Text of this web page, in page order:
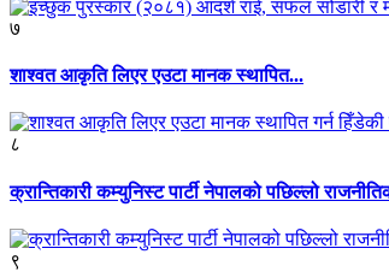
७
शाश्वत आकृति लिएर एउटा मानक स्थापित...
८
क्रान्तिकारी कम्युनिस्ट पार्टी नेपालको पछिल्लो
९